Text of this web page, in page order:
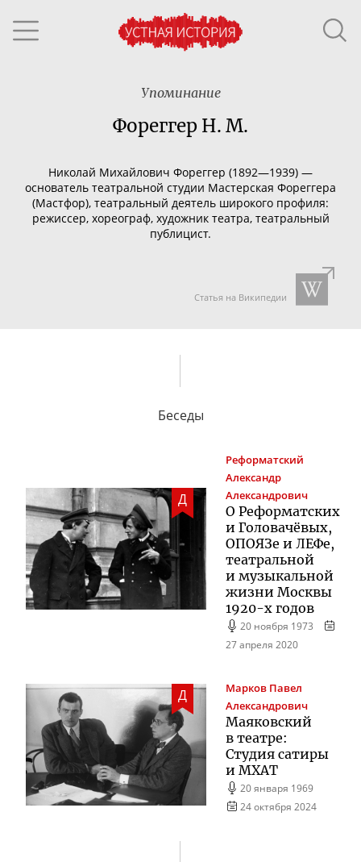
Упоминание
Фореггер Н. М.
Николай Михайлович Фореггер (1892—1939) —
основатель театральной студии Мастерская Фореггера
(Мастфор), театральный деятель широкого профиля:
режиссер, хореограф, художник театра, театральный
публицист.
Статья на Википедии
Беседы
Д
Реформатский
Александр
Александрович
О Реформатских
и Головачёвых,
ОПОЯЗе и ЛЕФе,
театральной
и музыкальной
жизни Москвы
1920-х годов
20 ноября 1973
27 апреля 2020
Д Марков Павел
Александрович
Маяковский
в театре:
Студия сатиры
и МХАТ
20 января 1969
24 октября 2024